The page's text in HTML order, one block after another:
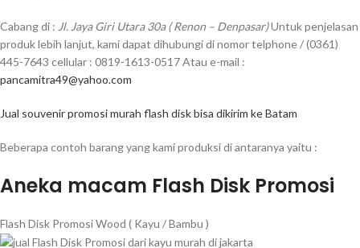
Cabang di : Jl. Jaya Giri Utara 30a ( Renon – Denpasar)Untuk penjelasan
produk lebih lanjut, kami dapat dihubungi di nomor telphone / (0361)
445-7643 cellular : 0819-1613-0517 Atau e-mail :
pancamitra49@yahoo.com
Jual souvenir promosi murah flash disk bisa dikirim ke Batam
Beberapa contoh barang yang kami produksi di antaranya yaitu :
Aneka macam Flash Disk Promosi
Flash Disk Promosi Wood ( Kayu / Bambu )